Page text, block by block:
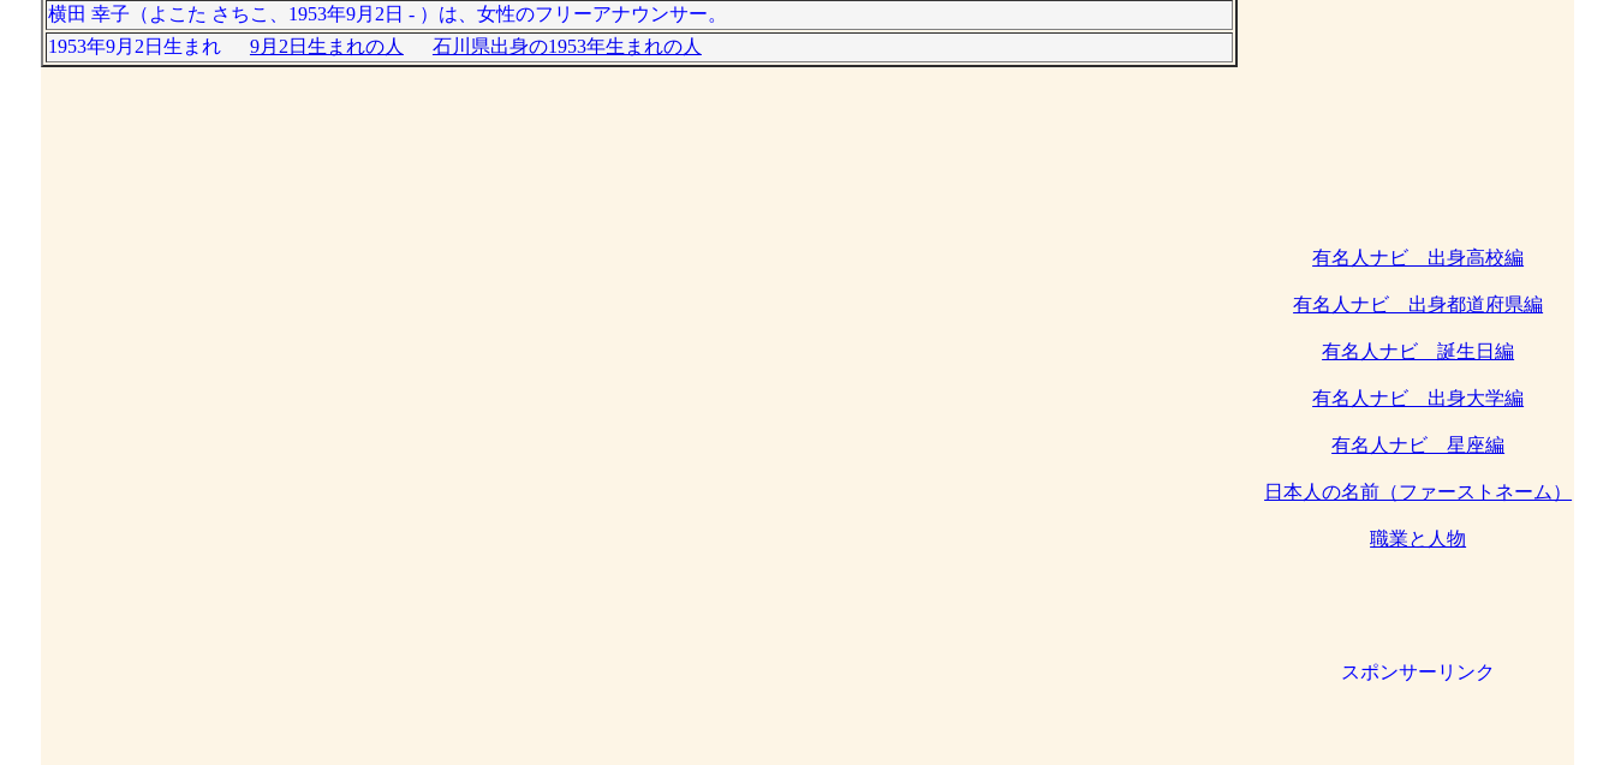
横田 幸子（よこた さちこ、1953年9月2日 - ）は、女性のフリーアナウンサー。
1953年9月2日生まれ 9月2日生まれの人 石川県出身の1953年生まれの人
有名人ナビ 出身高校編
有名人ナビ 出身都道府県編
有名人ナビ 誕生日編
有名人ナビ 出身大学編
有名人ナビ 星座編
日本人の名前（ファーストネーム）
職業と人物
スポンサーリンク